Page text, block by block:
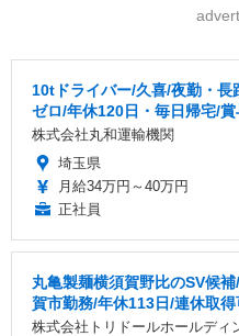
10tドライバー/久喜/夜勤・
ゼロ/年休120日・毎日帰宅/
株式会社丸和運輸機関
埼玉県
月給34万円～40万円
正社員
丸亀製麺横須賀野比のSV候
賀市勤務/年休113日/連休取
株式会社トリドールホールディ